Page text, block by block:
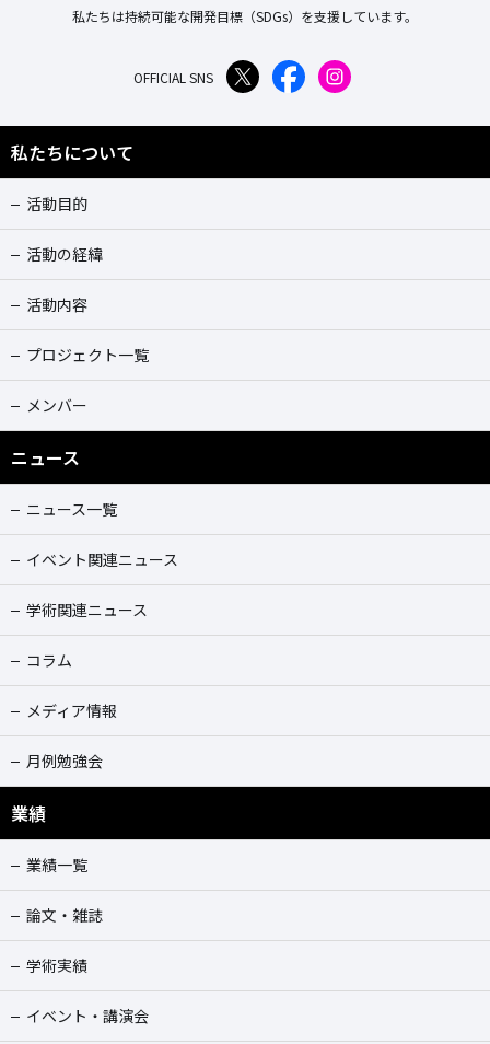
私たちは持続可能な開発目標（SDGs）を支援しています。
OFFICIAL SNS
私たちについて
活動目的
活動の経緯
活動内容
プロジェクト一覧
メンバー
ニュース
ニュース一覧
イベント関連ニュース
学術関連ニュース
コラム
メディア情報
月例勉強会
業績
業績一覧
論文・雑誌
学術実績
イベント・講演会